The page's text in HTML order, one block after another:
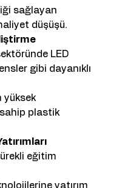
sağlayan
düşüşü.
LED
gibi dayanıklı
yüksek
sahip plastik
eğitim
yatırım